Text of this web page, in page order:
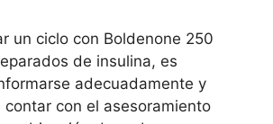
un ciclo con Boldenone 250
de insulina, es
adecuadamente y
contar con el asesoramiento